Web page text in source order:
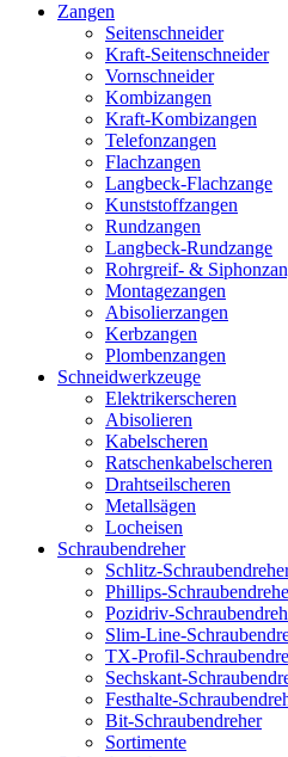
Zangen
Seitenschneider
Kraft-Seitenschneider
Vornschneider
Kombizangen
Kraft-Kombizangen
Telefonzangen
Flachzangen
Langbeck-Flachzange
Kunststoffzangen
Rundzangen
Langbeck-Rundzange
Rohrgreif- &
Montagezangen
Abisolierzangen
Kerbzangen
Plombenzangen
Schneidwerkzeuge
Elektrikerscheren
Abisolieren
Kabelscheren
Ratschenkabelscheren
Drahtseilscheren
Metallsägen
Locheisen
Schraubendreher
Schlitz-
Phillips-
Pozidriv-
Slim-Line-
TX-Profil-
Sechskant-
Festhalte-
Bit-Schraubendreher
Sortimente